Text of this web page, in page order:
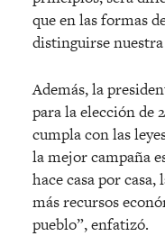
que en las formas
distinguirse
Además, la
para la elección de
cumpla con las
la mejor campaña
hace casa por casa,
más recursos
pueblo”, enfatizó.